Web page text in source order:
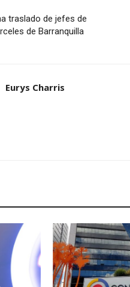
traslado de jefes de
de Barranquilla
Eurys Charris